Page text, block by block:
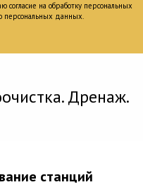
на обработку персональных
персональных данных.
Дренаж.
станций